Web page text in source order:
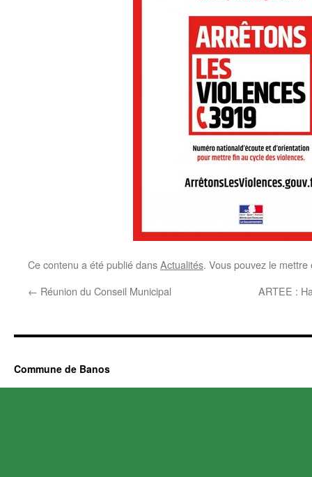
Ce contenu a été publié dansActualités. Vous pouvez le
← Réunion du Conseil Municipal ARTEE :
Commune de Banos